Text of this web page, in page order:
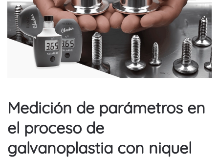
Medición de parámetros en
el proceso de
galvanoplastia con niquel